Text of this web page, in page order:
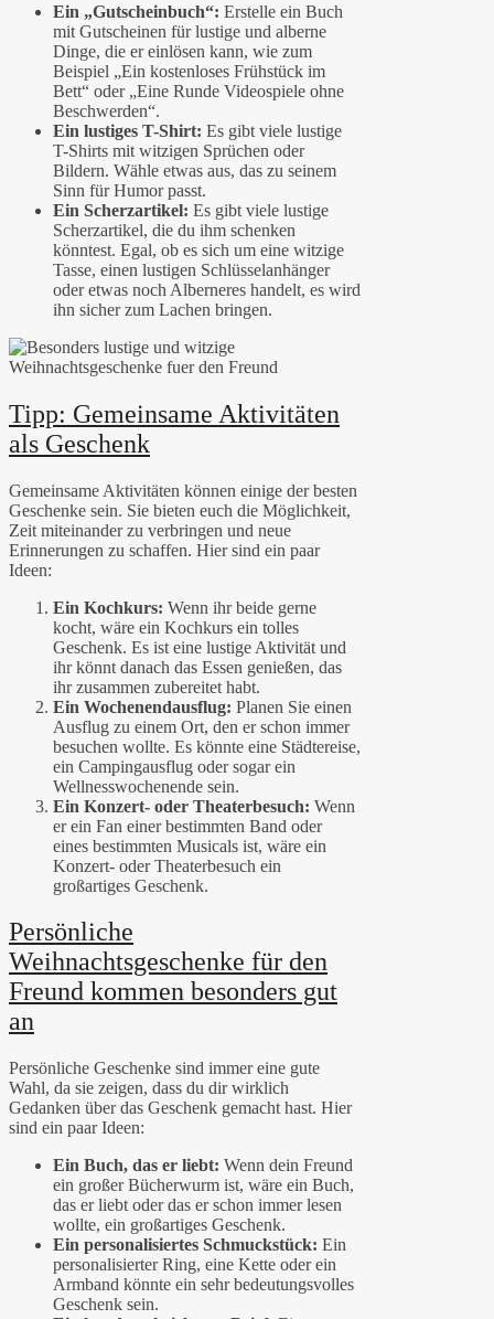
Ein „Gutscheinbuch“: Erstelle ein Buch
mit Gutscheinen für lustige und alberne
Dinge, die er einlösen kann, wie zum
Beispiel „Ein kostenloses Frühstück im
Bett“ oder „Eine Runde Videospiele ohne
Beschwerden“.
Ein lustiges T-Shirt: Es gibt viele lustige
T-Shirts mit witzigen Sprüchen oder
Bildern. Wähle etwas aus, das zu seinem
Sinn für Humor passt.
Ein Scherzartikel: Es gibt viele lustige
Scherzartikel, die du ihm schenken
könntest. Egal, ob es sich um eine witzige
Tasse, einen lustigen Schlüsselanhänger
oder etwas noch Alberneres handelt, es wird
ihn sicher zum Lachen bringen.
Tipp: Gemeinsame Aktivitäten
als Geschenk
Gemeinsame Aktivitäten können einige der besten
Geschenke sein. Sie bieten euch die Möglichkeit,
Zeit miteinander zu verbringen und neue
Erinnerungen zu schaffen. Hier sind ein paar
Ideen:
Ein Kochkurs: Wenn ihr beide gerne
kocht, wäre ein Kochkurs ein tolles
Geschenk. Es ist eine lustige Aktivität und
ihr könnt danach das Essen genießen, das
ihr zusammen zubereitet habt.
Ein Wochenendausflug: Planen Sie einen
Ausflug zu einem Ort, den er schon immer
besuchen wollte. Es könnte eine Städtereise,
ein Campingausflug oder sogar ein
Wellnesswochenende sein.
Ein Konzert- oder Theaterbesuch: Wenn
er ein Fan einer bestimmten Band oder
eines bestimmten Musicals ist, wäre ein
Konzert- oder Theaterbesuch ein
großartiges Geschenk.
Persönliche
Weihnachtsgeschenke für den
Freund kommen besonders gut
an
Persönliche Geschenke sind immer eine gute
Wahl, da sie zeigen, dass du dir wirklich
Gedanken über das Geschenk gemacht hast. Hier
sind ein paar Ideen:
Ein Buch, das er liebt: Wenn dein Freund
ein großer Bücherwurm ist, wäre ein Buch,
das er liebt oder das er schon immer lesen
wollte, ein großartiges Geschenk.
Ein personalisiertes Schmuckstück: Ein
personalisierter Ring, eine Kette oder ein
Armband könnte ein sehr bedeutungsvolles
Geschenk sein.